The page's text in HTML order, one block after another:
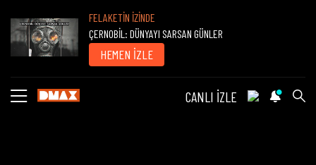
FELAKETİN İZİNDE
ÇERNOBİL: DÜNYAYI SARSAN GÜNLER
HEMEN İZLE
CANLI İZLE